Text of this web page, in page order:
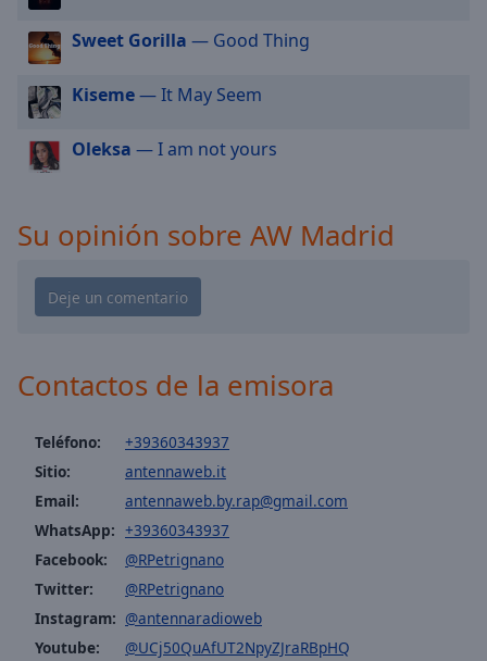
Beginning
dialog
window.
cancel
close
the
window.
Background
Color
Opacity
Caption
Sweet Gorilla — Good Thing
Kiseme— It May Seem
Oleksa — I am not yours
Su opinión sobre AW Madrid
Contactos de la emisora
Teléfono:
+39360343937
Sitio:
antennaweb.it
Email:
antennaweb.by.rap@gmail.com
WhatsApp: +39360343937
Facebook:
@RPetrignano
Twitter:
@RPetrignano
Instagram: @antennaradioweb
Youtube:
@UCj50QuAfUT2NpyZJraRBpHQ